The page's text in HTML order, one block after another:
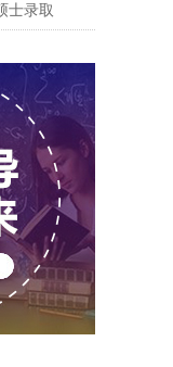
士录取